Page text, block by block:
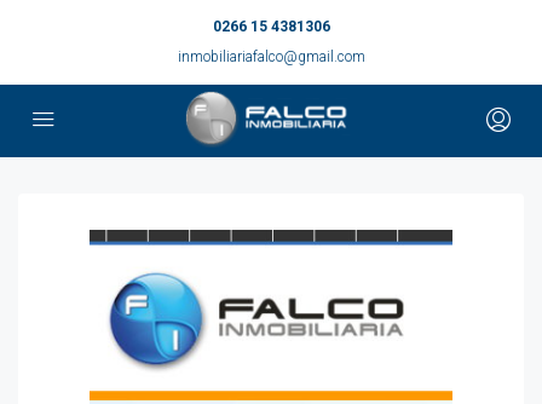
0266 15 4381306
inmobiliariafalco@gmail.com